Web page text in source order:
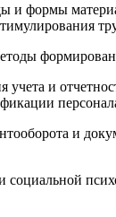
и формы
учета и
и